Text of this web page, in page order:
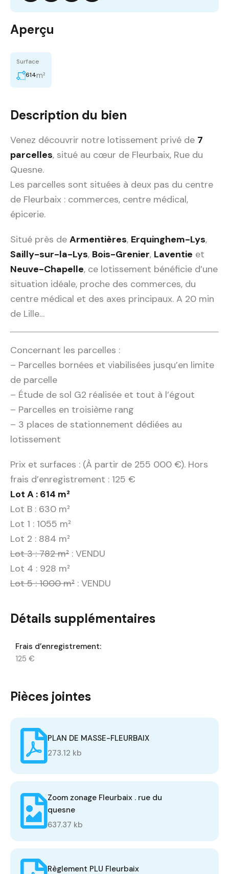
Aperçu
Surface
614m²
Description du bien
Venez découvrir notre lotissement privé de 7
parcelles, situé au cœur de Fleurbaix, Rue du
Quesne.
Les parcelles sont situées à deux pas du centre
de Fleurbaix : commerces, centre médical,
épicerie.
Situé près de Armentières, Erquinghem-Lys,
Sailly-sur-la-Lys, Bois-Grenier, Laventie et
Neuve-Chapelle, ce lotissement bénéficie d’une
situation idéale, proche des commerces, du
centre médical et des axes principaux. A 20 min
de Lille…
Concernant les parcelles :
– Parcelles bornées et viabilisées jusqu’en limite
de parcelle
– Étude de sol G2 réalisée et tout à l’égout
– Parcelles en troisième rang
– 3 places de stationnement dédiées au
lotissement
Prix et surfaces : (À partir de 255 000 €). Hors
frais d’enregistrement : 125 €
Lot A : 614 m²
Lot B : 630 m²
Lot 1 : 1055 m²
Lot 2 : 884 m²
Lot 3 : 782 m² : VENDU
Lot 4 : 928 m²
Lot 5 : 1000 m² : VENDU
Détails supplémentaires
Frais d’enregistrement:
125 €
Pièces jointes
PLAN DE MASSE-FLEURBAIX
273.12 kb
Zoom zonage Fleurbaix . rue du
quesne
637.37 kb
Règlement PLU Fleurbaix